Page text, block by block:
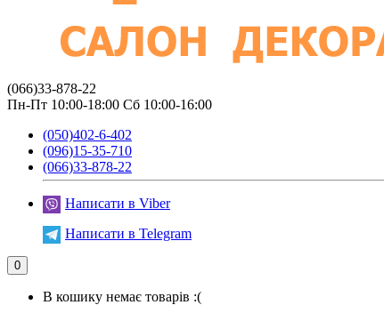
(066)33-878-22
Пн-Пт 10:00-18:00 Сб 10:00-16:00
(050)402-6-402
(096)15-35-710
(066)33-878-22
Написати в Viber
Написати в Telegram
0
В кошику немає товарів :(